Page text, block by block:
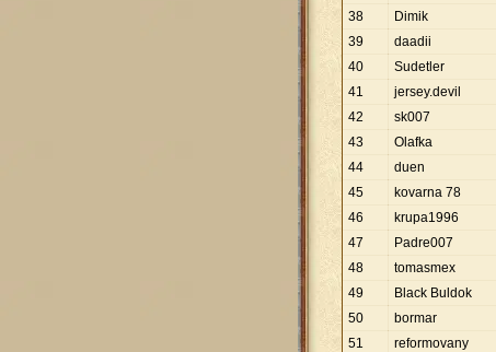
38
Dimik
39
daadii
40
Sudetler
41
jersey.devil
42
sk007
43
Olafka
44
duen
45
kovarna 78
46
krupa1996
47
Padre007
48
tomasmex
49
Black Buldok
50
bormar
51
reformovany